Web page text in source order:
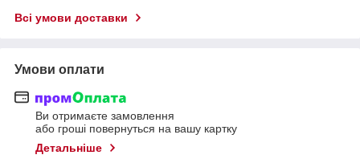
Всі умови доставки
Умови оплати
Ви отримаєте замовлення
або гроші повернуться на вашу картку
Детальніше